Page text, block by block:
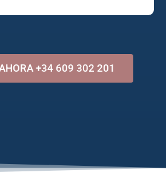
+34 609 302 201